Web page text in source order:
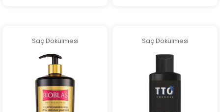
Saç Dökülmesi Saç Dökülmesi